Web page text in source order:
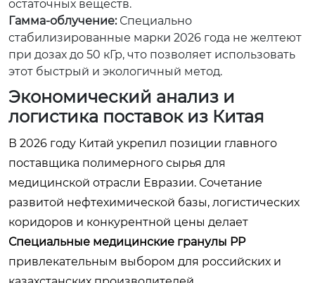
остаточных веществ.
Гамма-облучение:Специально
стабилизированные марки 2026 года не желтеют
при дозах до 50 кГр, что позволяет использовать
этот быстрый и экологичный метод.
Экономический анализ и
логистика поставок из Китая
В 2026 году Китай укрепил позиции главного
поставщика полимерного сырья для
медицинской отрасли Евразии. Сочетание
развитой нефтехимической базы, логистических
коридоров и конкурентной цены делает
Специальные медицинские гранулы PP
привлекательным выбором для российских и